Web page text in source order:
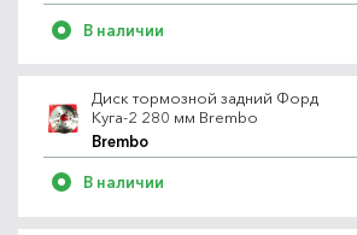
В наличии
Диск тормозной задний Форд
Куга-2 280 мм Brembo
Brembo
В наличии